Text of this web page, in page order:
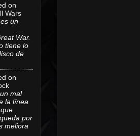
on
Wars
un
War.
tiene lo
de
on
mal
la línea
por
meliora